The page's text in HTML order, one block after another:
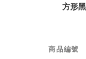
方形
商品編號